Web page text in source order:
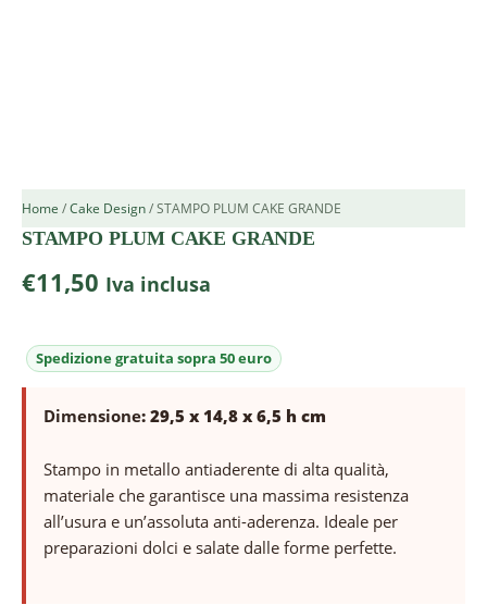
Home /Cake Design/ STAMPO PLUM CAKE GRANDE
STAMPO PLUM CAKE GRANDE
€11,50 Iva inclusa
Dimensione: 29,5 x 14,8 x 6,5 h cm
Stampo in metallo antiaderente di alta qualità,
materiale che garantisce una massima resistenza
all’usura e un’assoluta anti-aderenza. Ideale per
preparazioni dolci e salate dalle forme perfette.